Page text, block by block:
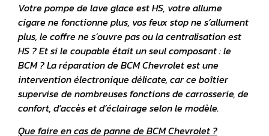
Votre pompe de lave glace est HS, votre allume
cigare ne fonctionne plus, vos feux stop ne s’allument
plus, le coffre ne s’ouvre pas ou la centralisation est
HS ? Et si le coupable était un seul composant : le
BCM ? La réparation de BCM Chevrolet est une
intervention électronique délicate, car ce boîtier
supervise de nombreuses fonctions de carrosserie, de
confort, d’accès et d’éclairage selon le modèle.
Que faire en cas de panne de BCM Chevrolet ?